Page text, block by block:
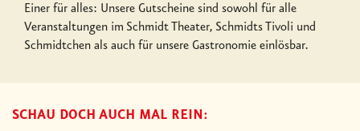
Einer für alles: Unsere Gutscheine sind sowohl für alle
Veranstaltungen im Schmidt Theater, Schmidts Tivoli und
Schmidtchen als auch für unsere Gastronomie einlösbar.
SCHAU DOCH AUCH MAL REIN: